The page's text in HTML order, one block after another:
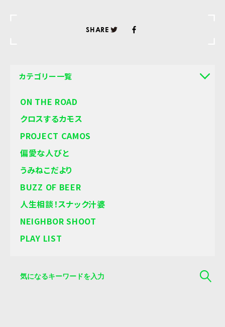
SHARE
カテゴリー一覧
ON THE ROAD
クロスするカモス
PROJECT CAMOS
偏愛な人びと
うみねこだより
BUZZ OF BEER
人生相談！スナック汁婆
NEIGHBOR SHOOT
PLAY LIST